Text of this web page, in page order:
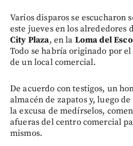
Varios disparos se escucharon
este jueves en los alrededores
City Plaza, en la Loma del
Todo se habría originado por
de un local comercial.
De acuerdo con testigos, un
almacén de zapatos y, luego de
la excusa de medírselos,
afueras del centro comercial
mismos.